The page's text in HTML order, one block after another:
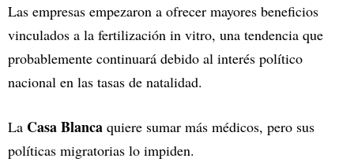
Las empresas empezaron a ofrecer mayores beneficios
vinculados a la fertilización in vitro, una tendencia que
probablemente continuará debido al interés político
nacional en las tasas de natalidad.
La Casa Blanca quiere sumar más médicos, pero sus
políticas migratorias lo impiden.